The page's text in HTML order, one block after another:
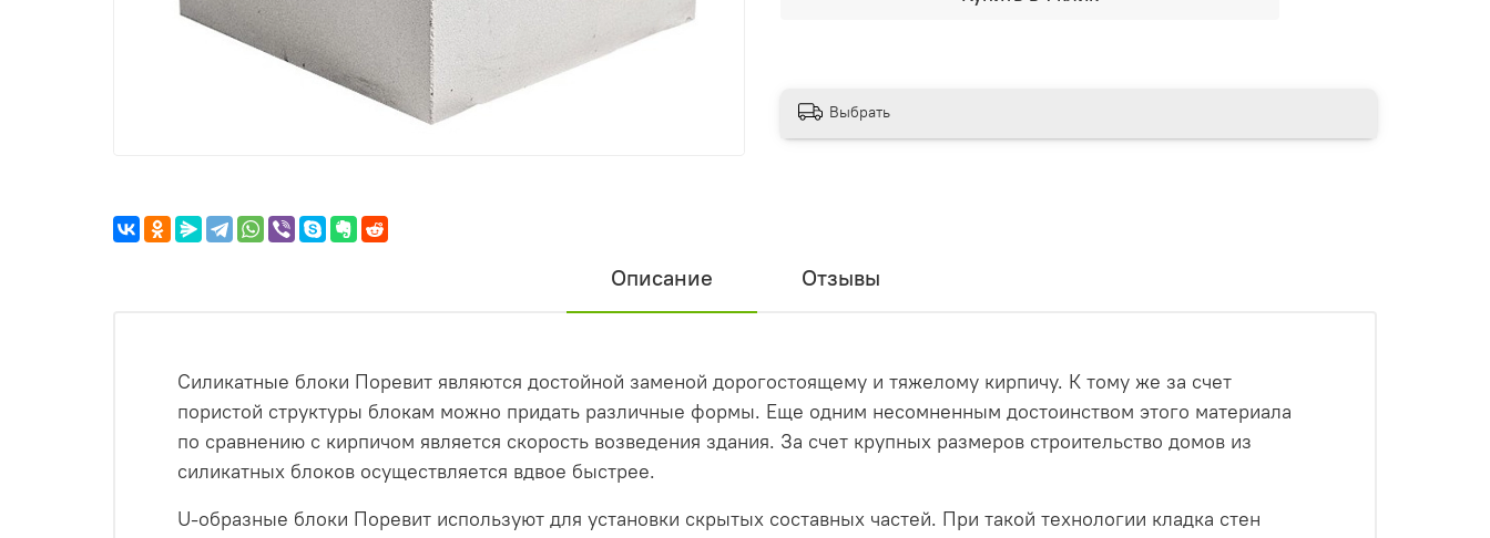
Выбрать
Описание Отзывы
Силикатные блоки Поревит являются достойной заменой дорогостоящему и тяжелому кирпичу. К тому же за счет
пористой структуры блокам можно придать различные формы. Еще одним несомненным достоинством этого материала
по сравнению с кирпичом является скорость возведения здания. За счет крупных размеров строительство домов из
силикатных блоков осуществляется вдвое быстрее.
U-образные блоки Поревит используют для установки скрытых составных частей. При такой технологии кладка стен